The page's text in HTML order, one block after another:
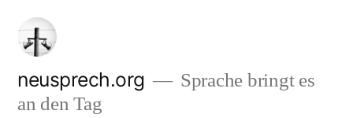
Zum
Inhalt
springen
neusprech.org
Sprache bringt es
an den Tag